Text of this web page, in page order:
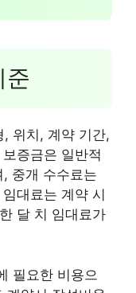
준
, 위치, 계약 기간,
증금은 일반적
중개 수수료는
대료는 계약 시
달 치 임대료가
필요한 비용으